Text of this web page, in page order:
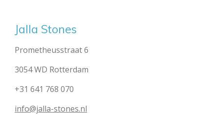
Jalla Stones
Prometheusstraat 6
3054 WD Rotterdam
+31 641 768 070
info@jalla-stones.nl